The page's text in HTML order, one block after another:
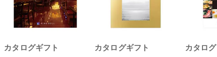
カタログギフト カタログギフト カタロ